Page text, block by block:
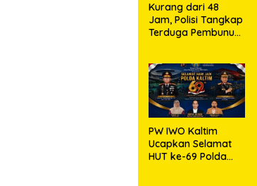
Kurang dari 48
Jam, Polisi Tangkap
Terduga Pembunuh
Apresiasi
PW IWO Kaltim
Ucapkan Selamat
HUT ke-69 Polda